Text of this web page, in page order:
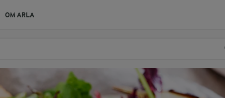
OM ARLA